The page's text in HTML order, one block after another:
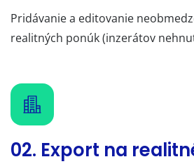
Pridávanie a editovanie
realitných ponúk (inzerátov
02. Export na